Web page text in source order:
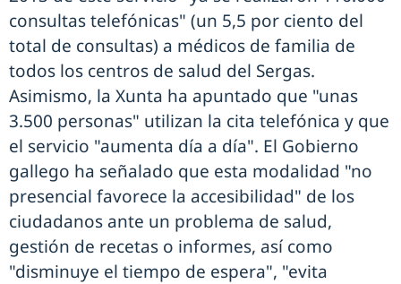
consultas telefónicas" (un 5,5 por ciento del
total de consultas) a médicos de familia de
todos los centros de salud del Sergas.
Asimismo, la Xunta ha apuntado que "unas
3.500 personas" utilizan la cita telefónica y que
el servicio "aumenta día a día". El Gobierno
gallego ha señalado que esta modalidad "no
presencial favorece la accesibilidad" de los
ciudadanos ante un problema de salud,
gestión de recetas o informes, así como
"disminuye el tiempo de espera", "evita